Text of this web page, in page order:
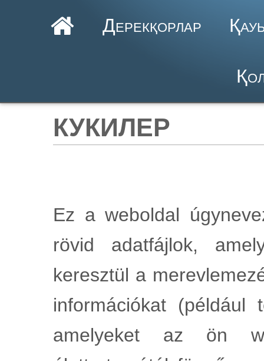
Дерекқорлар
кукилер
Ez a weboldal
rövid adatfájlok,
keresztül a
információkat (például
amelyeket az ön